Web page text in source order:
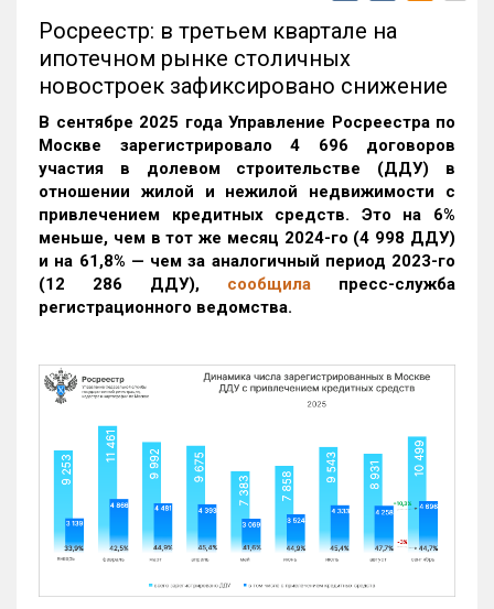
Росреестр: в третьем квартале на
ипотечном рынке столичных
новостроек зафиксировано снижение
В сентябре 2025 года Управление Росреестра по
Москве зарегистрировало 4 696 договоров
участия в долевом строительстве (ДДУ) в
отношении жилой и нежилой недвижимости с
привлечением кредитных средств. Это на 6%
меньше, чем в тот же месяц 2024-го (4 998 ДДУ)
и на 61,8% — чем за аналогичный период 2023-го
(12 286 ДДУ), сообщила пресс-служба
регистрационного ведомства.